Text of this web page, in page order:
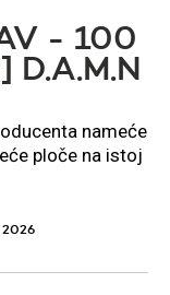
- 100
D.A.M.N
nameće
ploče na istoj
2026